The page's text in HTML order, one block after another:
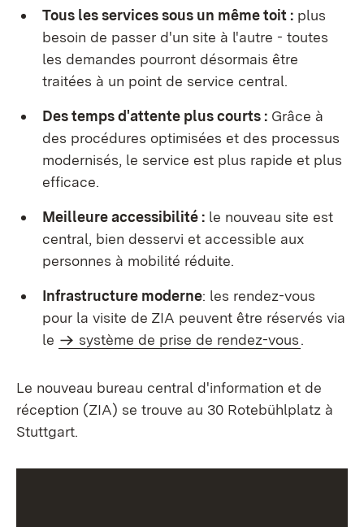
Tous les services sous un même toit : plus
besoin de passer d'un site à l'autre - toutes
les demandes pourront désormais être
traitées à un point de service central.
Des temps d'attente plus courts : Grâce à
des procédures optimisées et des processus
modernisés, le service est plus rapide et plus
efficace.
Meilleure accessibilité : le nouveau site est
central, bien desservi et accessible aux
personnes à mobilité réduite.
Infrastructure moderne: les rendez-vous
pour la visite de ZIA peuvent être réservés via
le
système de prise de rendez-vous.
Le nouveau bureau central d'information et de
réception (ZIA) se trouve au 30 Rotebühlplatz à
Stuttgart.